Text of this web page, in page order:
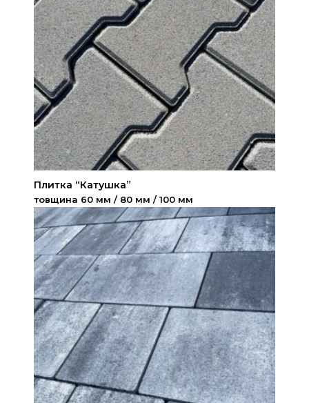
Плитка “Катушка”
товщина 60 мм / 80 мм / 100 мм